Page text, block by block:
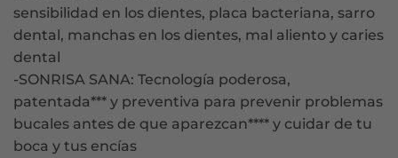
sensibilidad en los dientes, placa bacteriana, sarro
dental, manchas en los dientes, mal aliento y caries
dental
-SONRISA SANA: Tecnología poderosa,
patentada*** y preventiva para prevenir problemas
bucales antes de que aparezcan**** y cuidar de tu
boca y tus encías